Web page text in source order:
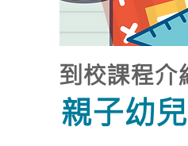
到校課程介
親子幼